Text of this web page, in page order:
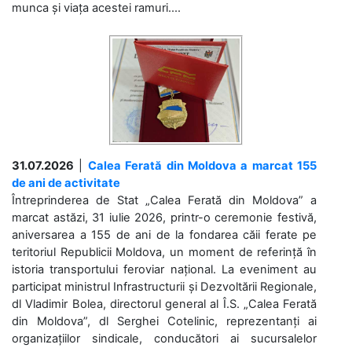
munca și viața acestei ramuri....
31.07.2026
Calea Ferată din Moldova a marcat 155
de ani de activitate
Întreprinderea de Stat „Calea Ferată din Moldova” a
marcat astăzi, 31 iulie 2026, printr-o ceremonie festivă,
aniversarea a 155 de ani de la fondarea căii ferate pe
teritoriul Republicii Moldova, un moment de referință în
istoria transportului feroviar național. La eveniment au
participat ministrul Infrastructurii și Dezvoltării Regionale,
dl Vladimir Bolea, directorul general al Î.S. „Calea Ferată
din Moldova”, dl Serghei Cotelinic, reprezentanți ai
organizațiilor sindicale, conducători ai sucursalelor